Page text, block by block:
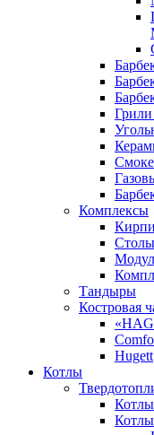
Комплексы
Тандыры
Костровая
Hugett
Котлы